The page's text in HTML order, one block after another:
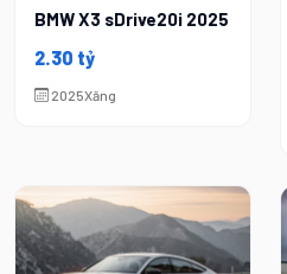
BMW X3 sDrive20i 2025
2.30 tỷ
2025Xăng